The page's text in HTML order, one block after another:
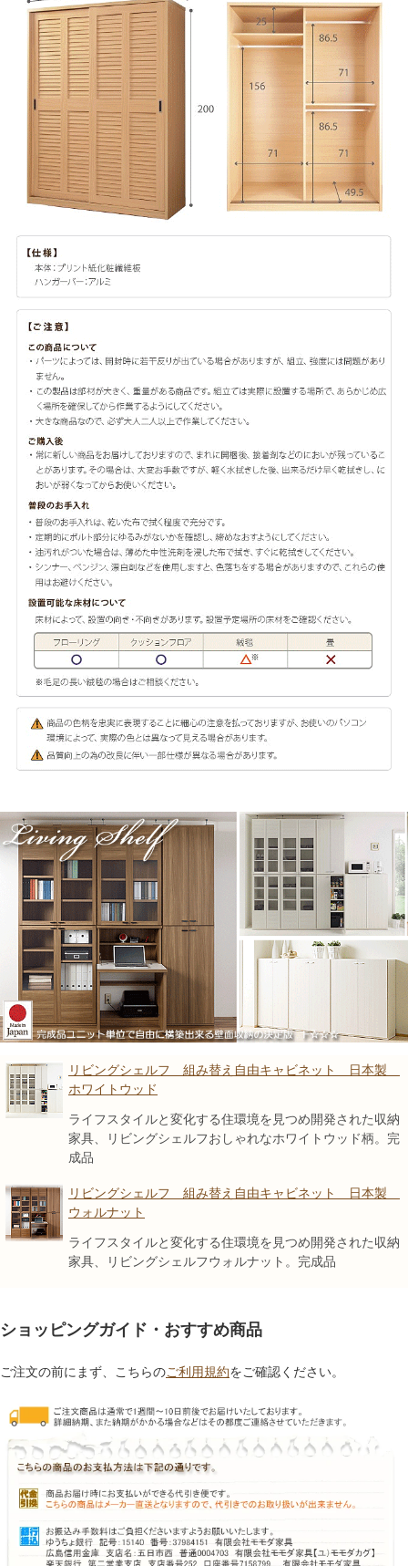
リビングシェルフ 組み替え自由キャビネット 日本製
ホワイトウッド
ライフスタイルと変化する住環境を見つめ開発された収納
家具、リビングシェルフおしゃれなホワイトウッド柄。完
成品
リビングシェルフ 組み替え自由キャビネット 日本製
ウォルナット
ライフスタイルと変化する住環境を見つめ開発された収納
家具、リビングシェルフウォルナット。完成品
ショッピングガイド・おすすめ商品
ご注文の前にまず、こちらのご利用規約をご確認ください。